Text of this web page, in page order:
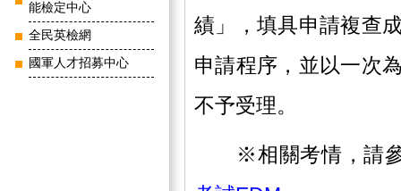
能檢定中心
全民英檢網
國軍人才招募中心
績」，填具申請複查
申請程序，並以一次
不予受理。
※相關考情，請